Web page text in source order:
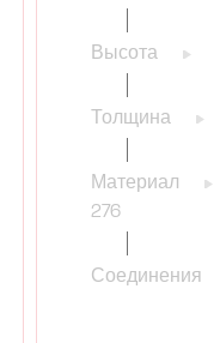
Высота
Толщина
Материал
276
Соединения